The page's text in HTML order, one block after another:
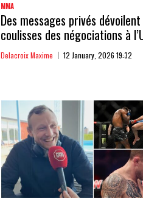
MMA
Des messages privés
coulisses des négociations à
Delacroix Maxime 12 January, 2026 19:32